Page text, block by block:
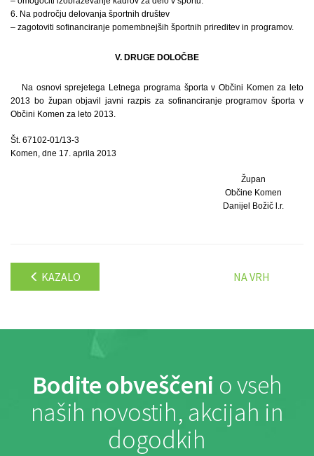
6. Na področju delovanja športnih društev
– zagotoviti sofinanciranje pomembnejših športnih prireditev in programov.
V. DRUGE DOLOČBE
Na osnovi sprejetega Letnega programa športa v Občini Komen za leto
2013 bo župan objavil javni razpis za sofinanciranje programov športa v
Občini Komen za leto 2013.
Št. 67102-01/13-3
Komen, dne 17. aprila 2013
Župan
Občine Komen
Danijel Božič l.r.
KAZALO NA VRH
Bodite obveščeni o vseh
naših novostih, akcijah in
dogodkih